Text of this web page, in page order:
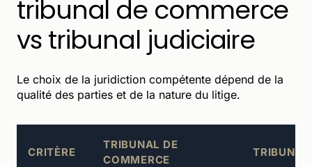
tribunal de commerce
vs tribunal judiciaire
Le choix de la juridiction compétente dépend de la
qualité des parties et de la nature du litige.
CRITÈRE
TRIBUNAL DE
COMMERCE